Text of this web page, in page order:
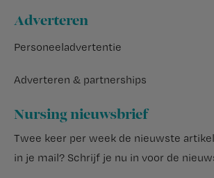
Adverteren
Personeeladvertentie
Adverteren & partnerships
Nursing nieuwsbrief
Twee keer per week de nieuwste
in je mail? Schrijf je nu in voor de